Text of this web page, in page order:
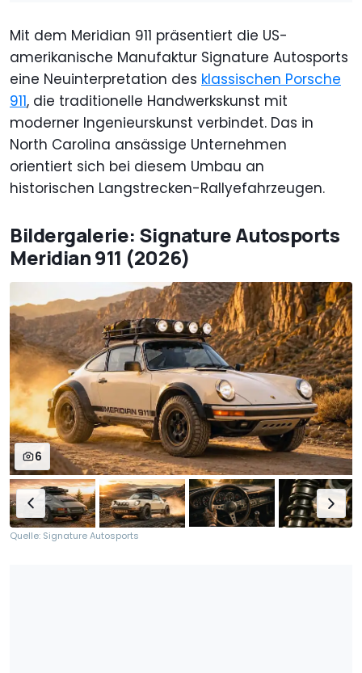
Mit dem Meridian 911 präsentiert die US-
amerikanische Manufaktur Signature Autosports
eine Neuinterpretation des klassischen Porsche
911, die traditionelle Handwerkskunst mit
moderner Ingenieurskunst verbindet. Das in
North Carolina ansässige Unternehmen
orientiert sich bei diesem Umbau an
historischen Langstrecken-Rallyefahrzeugen.
Bildergalerie: Signature Autosports
Meridian 911 (2026)
6
Quelle: Signature Autosports